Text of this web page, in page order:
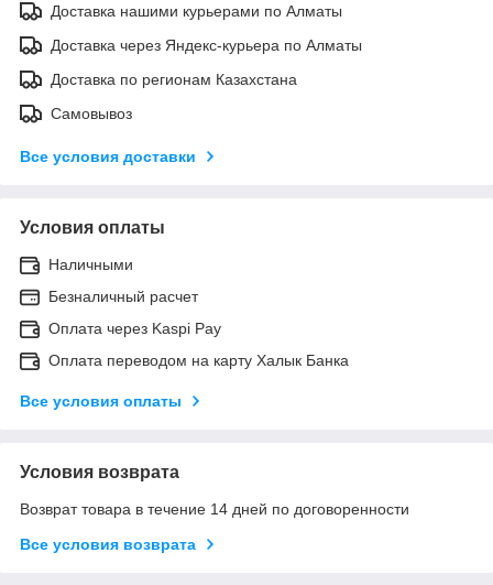
Доставка нашими курьерами по Алматы
Доставка через Яндекс-курьера по Алматы
Доставка по регионам Казахстана
Самовывоз
Все условия доставки
Условия оплаты
Наличными
Безналичный расчет
Оплата через Kaspi Pay
Оплата переводом на карту Халык Банка
Все условия оплаты
Условия возврата
Возврат товара в течение 14 дней по договоренности
Все условия возврата